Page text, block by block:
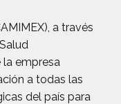
a través
empresa
a todas las
del país para